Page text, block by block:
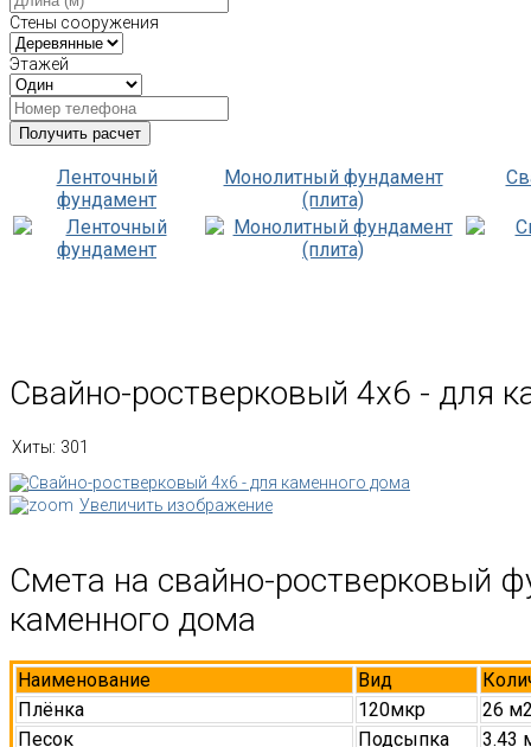
Стены сооружения
Этажей
Ленточный
фундамент
Монолитный фундамент
(плита)
Свайно-ростверковый 4х6 - для
Хиты: 301
Увеличить изображение
Смета на свайно-ростверковый
каменного дома
Наименование Вид
Плёнка
120мкр
26
Песок
Подсыпка
3.43